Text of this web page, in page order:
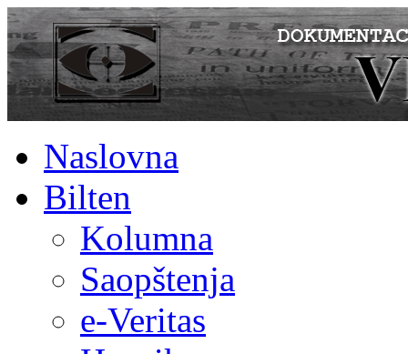
Naslovna
Bilten
Kolumna
Saopštenja
e-Veritas